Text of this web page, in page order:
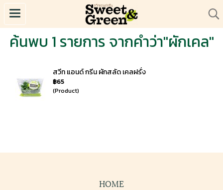
ค้นพบ 1 รายการ จากคำว่า"ผักเคล"
สวีท แอนด์ กรีน ผักสลัด เคลฝรั่ง
฿65
(Product)
HOME